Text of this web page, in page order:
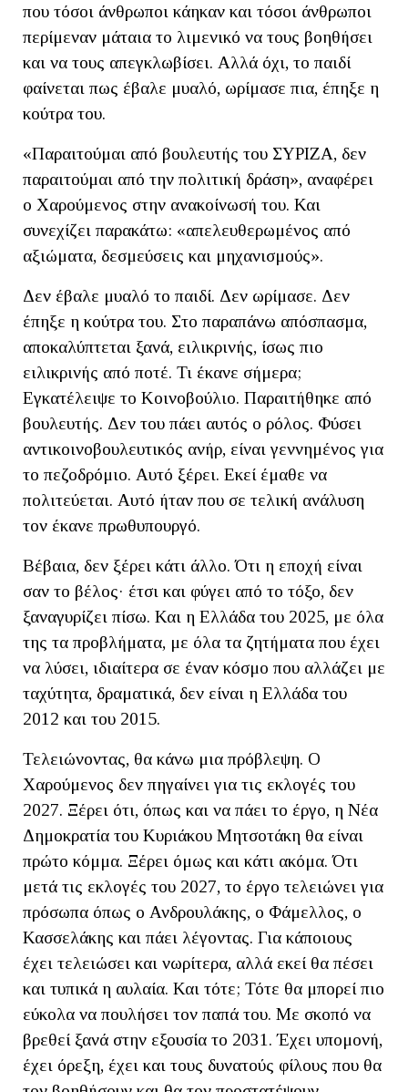
που τόσοι άνθρωποι κάηκαν και τόσοι άνθρωποι
περίμεναν μάταια το λιμενικό να τους βοηθήσει
και να τους απεγκλωβίσει. Αλλά όχι, το παιδί
φαίνεται πως έβαλε μυαλό, ωρίμασε πια, έπηξε η
κούτρα του.
«Παραιτούμαι από βουλευτής του ΣΥΡΙΖΑ, δεν
παραιτούμαι από την πολιτική δράση», αναφέρει
ο Χαρούμενος στην ανακοίνωσή του. Και
συνεχίζει παρακάτω: «απελευθερωμένος από
αξιώματα, δεσμεύσεις και μηχανισμούς».
Δεν έβαλε μυαλό το παιδί. Δεν ωρίμασε. Δεν
έπηξε η κούτρα του. Στο παραπάνω απόσπασμα,
αποκαλύπτεται ξανά, ειλικρινής, ίσως πιο
ειλικρινής από ποτέ. Τι έκανε σήμερα;
Εγκατέλειψε το Κοινοβούλιο. Παραιτήθηκε από
βουλευτής. Δεν του πάει αυτός ο ρόλος. Φύσει
αντικοινοβουλευτικός ανήρ, είναι γεννημένος για
το πεζοδρόμιο. Αυτό ξέρει. Εκεί έμαθε να
πολιτεύεται. Αυτό ήταν που σε τελική ανάλυση
τον έκανε πρωθυπουργό.
Βέβαια, δεν ξέρει κάτι άλλο. Ότι η εποχή είναι
σαν το βέλος· έτσι και φύγει από το τόξο, δεν
ξαναγυρίζει πίσω. Και η Ελλάδα του 2025, με όλα
της τα προβλήματα, με όλα τα ζητήματα που έχει
να λύσει, ιδιαίτερα σε έναν κόσμο που αλλάζει με
ταχύτητα, δραματικά, δεν είναι η Ελλάδα του
2012 και του 2015.
Τελειώνοντας, θα κάνω μια πρόβλεψη. Ο
Χαρούμενος δεν πηγαίνει για τις εκλογές του
2027. Ξέρει ότι, όπως και να πάει το έργο, η Νέα
Δημοκρατία του Κυριάκου Μητσοτάκη θα είναι
πρώτο κόμμα. Ξέρει όμως και κάτι ακόμα. Ότι
μετά τις εκλογές του 2027, το έργο τελειώνει για
πρόσωπα όπως ο Ανδρουλάκης, ο Φάμελλος, ο
Κασσελάκης και πάει λέγοντας. Για κάποιους
έχει τελειώσει και νωρίτερα, αλλά εκεί θα πέσει
και τυπικά η αυλαία. Και τότε; Τότε θα μπορεί πιο
εύκολα να πουλήσει τον παπά του. Με σκοπό να
βρεθεί ξανά στην εξουσία το 2031. Έχει υπομονή,
έχει όρεξη, έχει και τους δυνατούς φίλους που θα